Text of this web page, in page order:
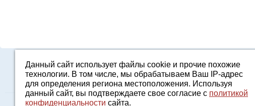
Каталог О компании Строительство ферм КРС
Данный сайт использует файлы cookie и прочие похожие
технологии. В том числе, мы обрабатываем Ваш IP-адрес
для определения региона местоположения. Используя
данный сайт, вы подтверждаете свое согласие с политикой
конфиденциальности сайта.